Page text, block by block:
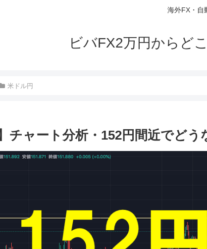
海外FX・自
ビバFX2万円からど
米ドル円
チャート分析・152円間近でどう